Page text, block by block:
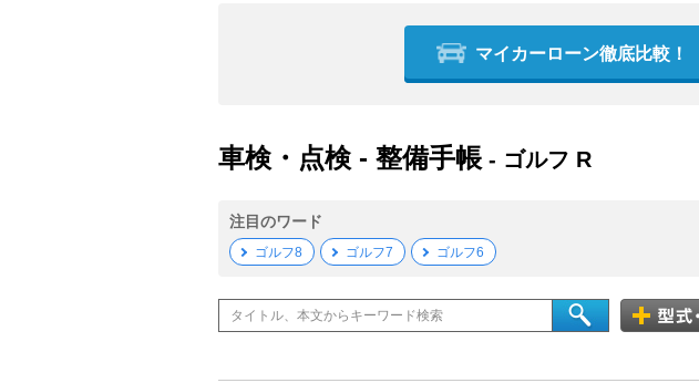
マイカーローン徹底比較！
車検・点検 - 整備手帳 - ゴルフ R
注目のワード
ゴルフ8 ゴルフ7 ゴルフ6